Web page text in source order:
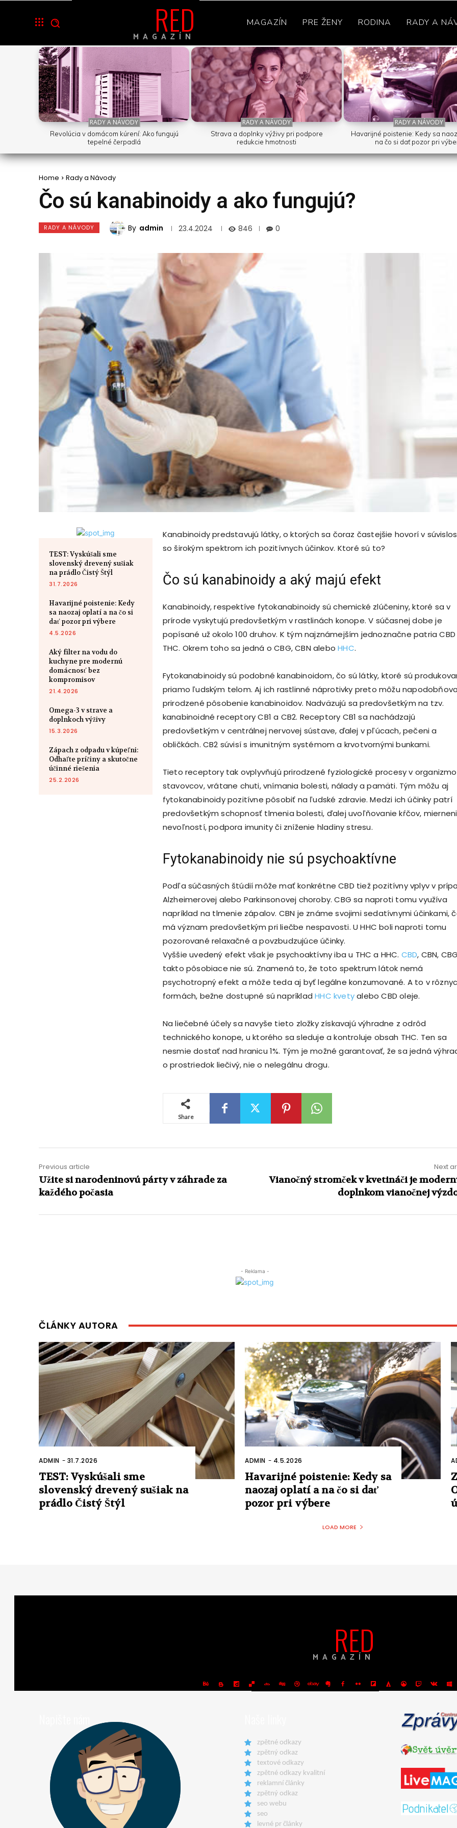
RED
MAGAZÍN
MAGAZÍN PRE ŽENY RODINA RADY A
RADY A NÁVODY
Revolúcia v domácom kúrení: Ako fungujú
tepelné čerpadlá
RADY A NÁVODY
Strava a doplnky výživy pri podpore
redukcie hmotnosti
RADY A NÁVODY
Havarijné poistenie: Kedy sa
na čo si dať pozor pri
Home Rady a Návody
Čo sú kanabinoidy a ako fungujú?
RADY A NÁVODY By admin 23.4.2024 846 0
TEST: Vyskúšali sme
slovenský drevený sušiak
na prádlo Čistý Štýl
31.7.2026
Havarijné poistenie: Kedy
sa naozaj oplatí a na čo si
dať pozor pri výbere
4.5.2026
Aký filter na vodu do
kuchyne pre modernú
domácnosť bez
kompromisov
21.4.2026
Omega-3 v strave a
doplnkoch výživy
15.3.2026
Zápach z odpadu v kúpeľni:
Odhaľte príčiny a skutočne
účinné riešenia
25.2.2026
Kanabinoidy predstavujú látky, o ktorých sa čoraz častejšie hovorí v
so širokým spektrom ich pozitívnych účinkov. Ktoré sú to?
Čo sú kanabinoidy a aký majú efekt
Kanabinoidy, respektíve fytokanabinoidy sú chemické zlúčeniny, ktoré sa v
prírode vyskytujú predovšetkým v rastlinách konope. V súčasnej dobe je
popísané už okolo 100 druhov. K tým najznámejším jednoznačne patria CBD
THC. Okrem toho sa jedná o CBG, CBN aleboHHC.
Fytokanabinoidy sú podobné kanabinoidom, čo sú látky, ktoré sú
priamo ľudským telom. Aj ich rastlinné náprotivky preto môžu
prirodzené pôsobenie kanabinoidov. Nadväzujú sa predovšetkým na tzv.
kanabinoidné receptory CB1 a CB2. Receptory CB1 sa nachádzajú
predovšetkým v centrálnej nervovej sústave, ďalej v pľúcach, pečeni a
obličkách. CB2 súvisí s imunitným systémom a krvotvornými bunkami.
Tieto receptory tak ovplyvňujú prirodzené fyziologické procesy v
stavovcov, vrátane chuti, vnímania bolesti, nálady a pamäti. Tým môžu aj
fytokanabinoidy pozitívne pôsobiť na ľudské zdravie. Medzi ich účinky patrí
predovšetkým schopnosť tlmenia bolesti, ďalej uvoľňovanie kŕčov,
nevoľností, podpora imunity či zníženie hladiny stresu.
Fytokanabinoidy nie sú psychoaktívne
Podľa súčasných štúdií môže mať konkrétne CBD tiež pozitívny vplyv v
Alzheimerovej alebo Parkinsonovej choroby. CBG sa naproti tomu využíva
napríklad na tlmenie zápalov. CBN je známe svojimi sedatívnymi účinkami,
má význam predovšetkým pri liečbe nespavosti. U HHC boli naproti tomu
pozorované relaxačné a povzbudzujúce účinky.
Vyššie uvedený efekt však je psychoaktívny iba u THC a HHC. CBD, CBN, CBG
takto pôsobiace nie sú. Znamená to, že toto spektrum látok nemá
psychotropný efekt a môže teda aj byť legálne konzumované. A to v
formách, bežne dostupné sú napríkladHHC kvetyalebo CBD oleje.
Na liečebné účely sa navyše tieto zložky získavajú výhradne z odrôd
technického konope, u ktorého sa sleduje a kontroluje obsah THC. Ten sa
nesmie dostať nad hranicu 1%. Tým je možné garantovať, že sa jedná
o prostriedok liečivý, nie o nelegálnu drogu.
Share
Previous article
Užite si narodeninovú párty v záhrade za
každého počasia
Next
Vianočný stromček v kvetináči je
doplnkom vianočnej
- Reklama -
ČLÁNKY AUTORA
ADMIN - 31.7.2026
TEST: Vyskúšali sme
slovenský drevený sušiak na
prádlo Čistý Štýl
ADMIN - 4.5.2026
Havarijné poistenie: Kedy sa
naozaj oplatí a na čo si dať
pozor pri výbere
LOAD MORE
RED
MAGAZÍN
zpětné odkazy
zpětný odkaz
textové odkazy
zpětné odkazy kvalitní
reklamní články
zpětný odkaz
seo webu
seo
levné pr články